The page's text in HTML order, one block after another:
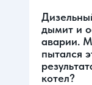
дымит и
аварии.
пытался
котел?